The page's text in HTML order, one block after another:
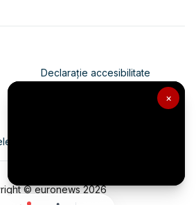
×
Declarație accesibilitate
Politica de confidențialitate
© euronews2026